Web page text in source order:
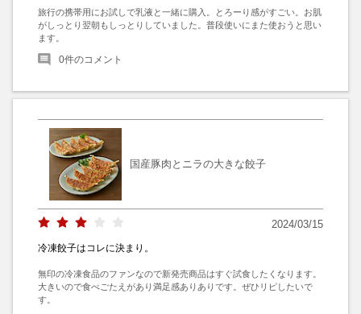
旅行の携帯用にお試しで乳液と一緒に購入。とろーり感がすごい。お肌
がしっとり翌朝もしっとりしていました。普段使いにまた使おうと思い
ます。
0件のコメント
国産豚肉とニラの大きな餃子
2024/03/15
冷凍餃子はコレに決まり。
無印の冷凍食品のファンなので新発売商品はすぐ試食したくなります。
大きいので食べごたえがあり満足感ありありです。ぜひリピしたいで
す。